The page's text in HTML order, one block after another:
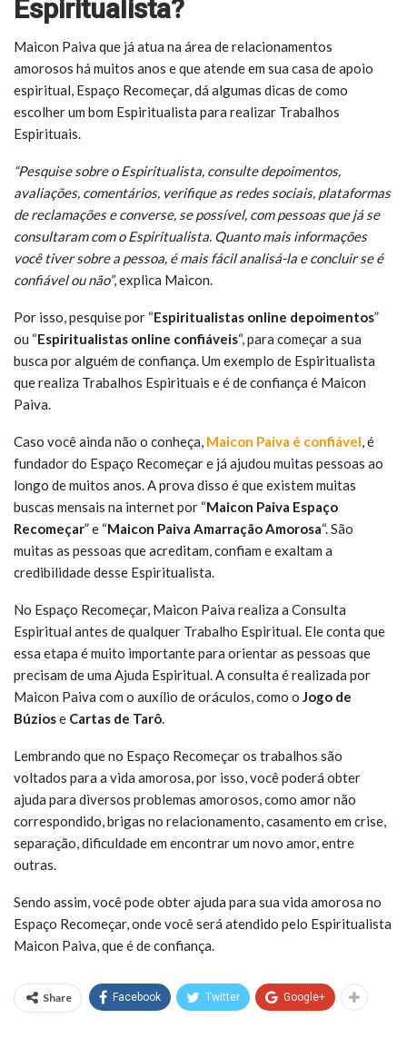
Espiritualista?
Maicon Paiva que já atua na área de relacionamentos
amorosos há muitos anos e que atende em sua casa de apoio
espiritual, Espaço Recomeçar, dá algumas dicas de como
escolher um bom Espiritualista para realizar Trabalhos
Espirituais.
“Pesquise sobre o Espiritualista, consulte depoimentos,
avaliações, comentários, verifique as redes sociais, plataformas
de reclamações e converse, se possível, com pessoas que já se
consultaram com o Espiritualista. Quanto mais informações
você tiver sobre a pessoa, é mais fácil analisá-la e concluir se é
confiável ou não”, explica Maicon.
Por isso, pesquise por “Espiritualistas online depoimentos”
ou “Espiritualistas online confiáveis“, para começar a sua
busca por alguém de confiança. Um exemplo de Espiritualista
que realiza Trabalhos Espirituais e é de confiança é Maicon
Paiva.
Caso você ainda não o conheça, Maicon Paiva é confiável, é
fundador do Espaço Recomeçar e já ajudou muitas pessoas ao
longo de muitos anos. A prova disso é que existem muitas
buscas mensais na internet por “Maicon Paiva Espaço
Recomeçar” e “Maicon Paiva Amarração Amorosa“. São
muitas as pessoas que acreditam, confiam e exaltam a
credibilidade desse Espiritualista.
No Espaço Recomeçar, Maicon Paiva realiza a Consulta
Espiritual antes de qualquer Trabalho Espiritual. Ele conta que
essa etapa é muito importante para orientar as pessoas que
precisam de uma Ajuda Espiritual. A consulta é realizada por
Maicon Paiva com o auxílio de oráculos, como o Jogo de
Búziose Cartas de Tarô.
Lembrando que no Espaço Recomeçar os trabalhos são
voltados para a vida amorosa, por isso, você poderá obter
ajuda para diversos problemas amorosos, como amor não
correspondido, brigas no relacionamento, casamento em crise,
separação, dificuldade em encontrar um novo amor, entre
outras.
Sendo assim, você pode obter ajuda para sua vida amorosa no
Espaço Recomeçar, onde você será atendido pelo Espiritualista
Maicon Paiva, que é de confiança.
Share Facebook Twitter Google+